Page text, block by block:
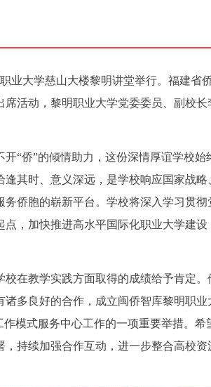
业大学慈山大楼黎明讲堂举行。福建省
活动，黎明职业大学党委委员、副校长
“侨”的倾情助力，这份深情厚谊学校始
其时、意义深远，是学校响应国家战略
侨胞的崭新平台。学校将深入学习贯彻
，加快推进高水平国际化职业大学建设
在教学实践方面取得的成绩给予肯定。
多良好的合作，成立闽侨智库黎明职业
模式服务中心工作的一项重要举措。希
持续加强合作互动，进一步整合高校资